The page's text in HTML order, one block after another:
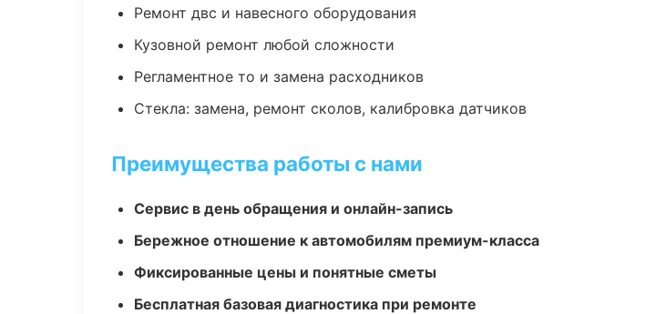
Ремонт двс и навесного оборудования
Кузовной ремонт любой сложности
Регламентное то и замена расходников
Стекла: замена, ремонт сколов, калибровка датчиков
Преимущества работы с нами
Сервис в день обращения и онлайн-запись
Бережное отношение к автомобилям премиум-класса
Фиксированные цены и понятные сметы
Бесплатная базовая диагностика при ремонте